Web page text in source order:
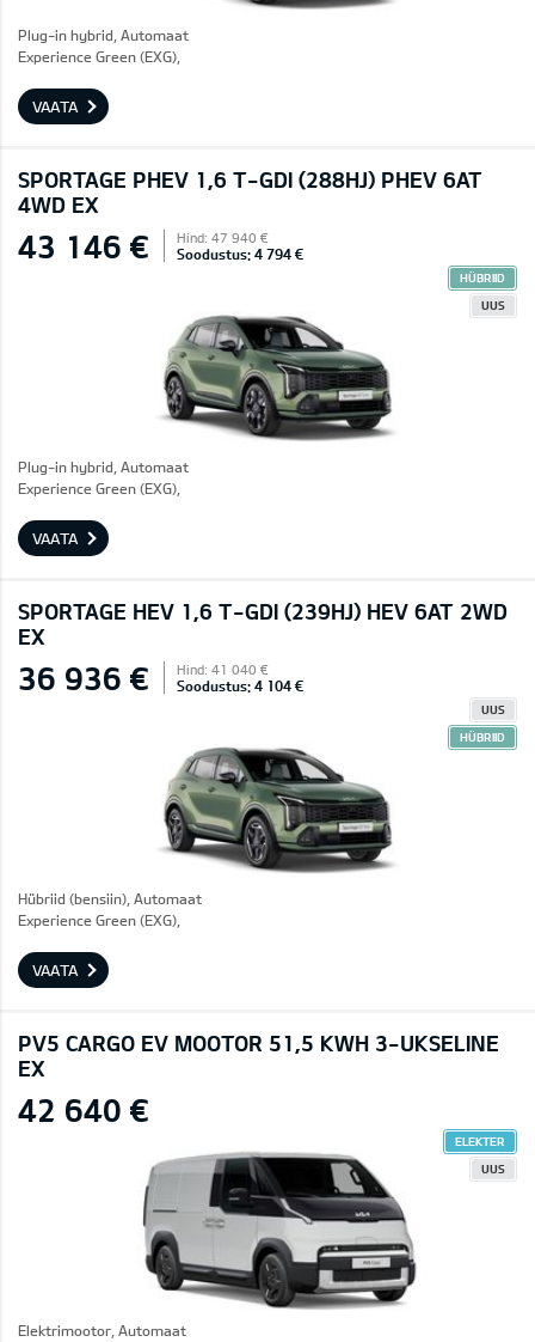
Plug-in hybrid, Automaat
Experience Green (EXG),
VAATA
SPORTAGE PHEV 1,6 T-GDI (288HJ) PHEV 6AT
4WD EX
43 146 € Hind: 47 940 €
Soodustus: 4 794 €
HÜBRIID
UUS
Plug-in hybrid, Automaat
Experience Green (EXG),
VAATA
SPORTAGE HEV 1,6 T-GDI (239HJ) HEV 6AT 2WD
EX
36 936 € Hind: 41 040 €
Soodustus: 4 104 €
UUS
HÜBRIID
Hübriid (bensiin), Automaat
Experience Green (EXG),
VAATA
PV5 CARGO EV MOOTOR 51,5 KWH 3-UKSELINE
EX
42 640 €
ELEKTER
UUS
Elektrimootor, Automaat